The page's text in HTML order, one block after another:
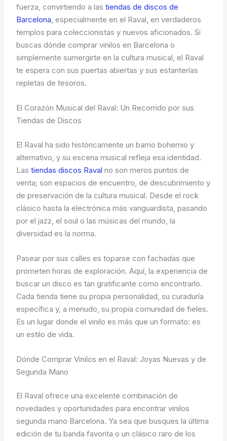
fuerza, convirtiendo a lastiendas de discos de
Barcelona, especialmente en el Raval, en verdaderos
templos para coleccionistas y nuevos aficionados. Si
buscas dónde comprar vinilos en Barcelona o
simplemente sumergirte en la cultura musical, el Raval
te espera con sus puertas abiertas y sus estanterías
repletas de tesoros.
El Corazón Musical del Raval: Un Recorrido por sus
Tiendas de Discos
El Raval ha sido históricamente un barrio bohemio y
alternativo, y su escena musical refleja esa identidad.
Lastiendas discos Raval no son meros puntos de
venta; son espacios de encuentro, de descubrimiento y
de preservación de la cultura musical. Desde el rock
clásico hasta la electrónica más vanguardista, pasando
por el jazz, el soul o las músicas del mundo, la
diversidad es la norma.
Pasear por sus calles es toparse con fachadas que
prometen horas de exploración. Aquí, la experiencia de
buscar un disco es tan gratificante como encontrarlo.
Cada tienda tiene su propia personalidad, su curaduría
específica y, a menudo, su propia comunidad de fieles.
Es un lugar donde el vinilo es más que un formato: es
un estilo de vida.
Dónde Comprar Vinilos en el Raval: Joyas Nuevas y de
Segunda Mano
El Raval ofrece una excelente combinación de
novedades y oportunidades para encontrar vinilos
segunda mano Barcelona. Ya sea que busques la última
edición de tu banda favorita o un clásico raro de los